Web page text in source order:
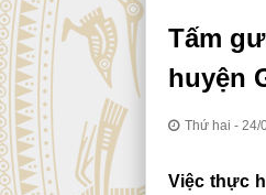
Tấm
huyện
Thứ hai - 24/
Việc thực